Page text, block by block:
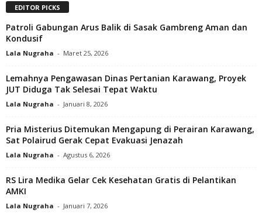
EDITOR PICKS
Patroli Gabungan Arus Balik di Sasak Gambreng Aman dan
Kondusif
Lala Nugraha - Maret 25, 2026
Lemahnya Pengawasan Dinas Pertanian Karawang, Proyek
JUT Diduga Tak Selesai Tepat Waktu
Lala Nugraha - Januari 8, 2026
Pria Misterius Ditemukan Mengapung di Perairan Karawang,
Sat Polairud Gerak Cepat Evakuasi Jenazah
Lala Nugraha - Agustus 6, 2026
RS Lira Medika Gelar Cek Kesehatan Gratis di Pelantikan
AMKI‎
Lala Nugraha - Januari 7, 2026